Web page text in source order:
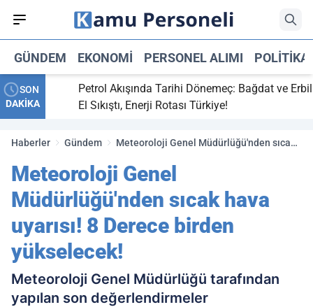
GÜNDEM EKONOMI PERSONEL ALIMI POLITIKA
SON
DAKİKA
maç
Petrol Akışında Tarihi Dönemeç: Bağdat ve Erbil
El Sıkıştı, Enerji Rotası Türkiye!
Haberler Gündem
Meteoroloji Genel Müdürlüğü'nden sıcak
Meteoroloji Genel
Müdürlüğü'nden sıcak hava
uyarısı! 8 Derece birden
yükselecek!
Meteoroloji Genel Müdürlüğü tarafından
yapılan son değerlendirmeler